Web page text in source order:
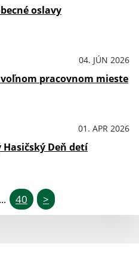
oslavy
04. JÚN 2026
pracovnom mieste
01. APR 2026
Deň detí
... 40 >